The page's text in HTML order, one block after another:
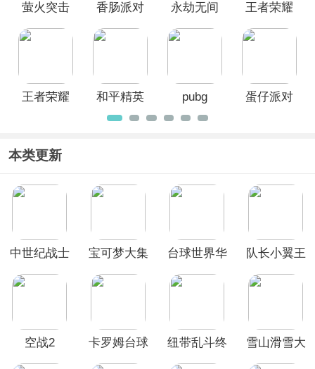
萤火突击
香肠派对
永劫无间
王者荣耀
王者荣耀
和平精英
官方正版
pubg
mobile4.5
蛋仔派对
本类更新
中世纪战士
宝可梦大集
台球世界华
队长小翼王
空战2 卡罗姆台球
纽带乱斗终
雪山滑雪大